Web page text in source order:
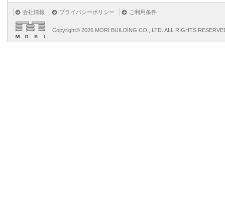
会社情報 プライバシーポリシー ご利用条件
Copyright© 2026 MORI BUILDING CO., LTD. ALL RIGHTS